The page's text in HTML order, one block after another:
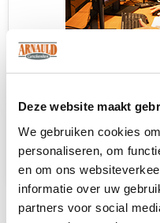
Deze website maakt
We gebruiken cookies
personaliseren, om
en om ons
informatie over uw
partners voor social
zoekt?
Neem contact met
op maat.